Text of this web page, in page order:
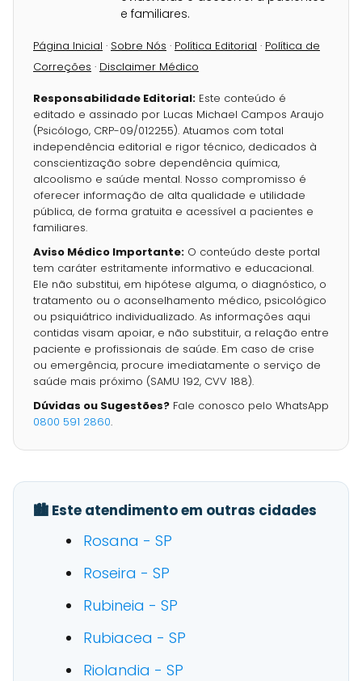
e familiares.
Página Inicial · Sobre Nós · Política Editorial · Política de
Correções · Disclaimer Médico
Responsabilidade Editorial: Este conteúdo é
editado e assinado por Lucas Michael Campos Araujo
(Psicólogo, CRP-09/012255). Atuamos com total
independência editorial e rigor técnico, dedicados à
conscientização sobre dependência química,
alcoolismo e saúde mental. Nosso compromisso é
oferecer informação de alta qualidade e utilidade
pública, de forma gratuita e acessível a pacientes e
familiares.
Aviso Médico Importante: O conteúdo deste portal
tem caráter estritamente informativo e educacional.
Ele não substitui, em hipótese alguma, o diagnóstico, o
tratamento ou o aconselhamento médico, psicológico
ou psiquiátrico individualizado. As informações aqui
contidas visam apoiar, e não substituir, a relação entre
paciente e profissionais de saúde. Em caso de crise
ou emergência, procure imediatamente o serviço de
saúde mais próximo (SAMU 192, CVV 188).
Dúvidas ou Sugestões? Fale conosco pelo WhatsApp
0800 591 2860.
🏙️ Este atendimento em outras cidades
Rosana - SP
Roseira - SP
Rubineia - SP
Rubiacea - SP
Riolandia - SP